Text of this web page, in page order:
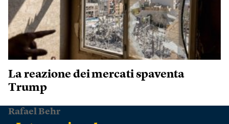
La reazione dei mercati spaventa
Trump
Rafael Behr